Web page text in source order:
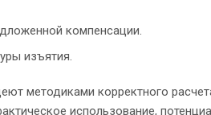
компенсации.
изъятия.
методиками корректного
использование,